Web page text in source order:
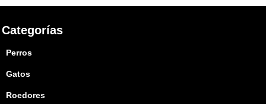
Categorías
Perros
Gatos
Roedores